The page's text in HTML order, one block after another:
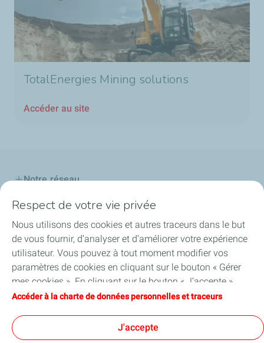
TotalEnergies Mining solutions
Accéder au site
Notre réseau
Nos produits et services
Découvrir TotalEnergies
Professionnels
AfricaPass
Respect de votre vie privée
Nous utilisons des cookies et autres traceurs dans le but
de vous fournir, d’analyser et d’améliorer votre expérience
utilisateur. Vous pouvez à tout moment modifier vos
paramètres de cookies en cliquant sur le bouton « Gérer
mes cookies ». En cliquant sur le bouton « J’accepte »,
vous acceptez le dépôt de l’ensemble des cookies. Dans le
techniques nécessaires au bon fonctionnement du site
seront utilisés. Pour plus d’informations, vous pouvez
Accéder à la charte de données personnelles et traceurs
J'accepte